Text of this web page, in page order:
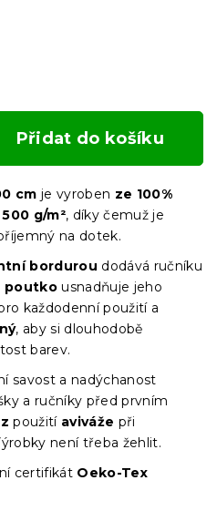
Přidat do košíku
cm je vyroben ze 100%
g/m², díky čemuž je
na dotek.
bordurou dodává ručníku
poutko usnadňuje jeho
každodenní použití a
, aby si dlouhodobě
barev.
savost a nadýchanost
a ručníky před prvním
použití aviváže při
není třeba žehlit.
certifikát Oeko-Tex